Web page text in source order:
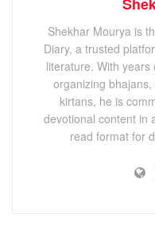
Shekhar Mourya is
Diary, a trusted
literature. With
organizing
kirtans, he is
devotional content in
read format for